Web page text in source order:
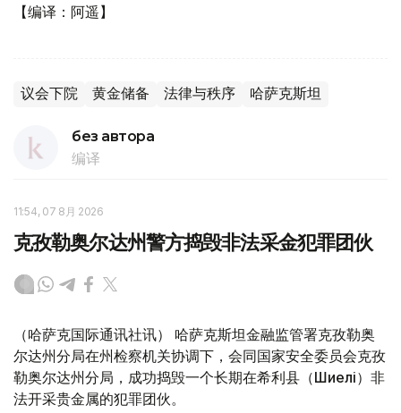
【编译：阿遥】
议会下院 黄金储备 法律与秩序 哈萨克斯坦
без автора
编译
11:54, 07 8月 2026
克孜勒奥尔达州警方捣毁非法采金犯罪团伙
（哈萨克国际通讯社讯） 哈萨克斯坦金融监管署克孜勒奥
尔达州分局在州检察机关协调下，会同国家安全委员会克孜
勒奥尔达州分局，成功捣毁一个长期在希利县（Шиелі）非
法开采贵金属的犯罪团伙。